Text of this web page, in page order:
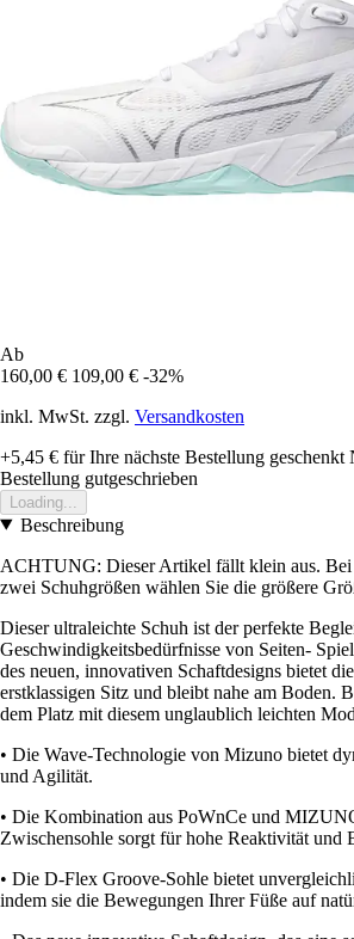
Ab
160,00 € 109,00 € -32%
inkl. MwSt. zzgl. Versandkosten
+5,45 € für Ihre nächste Bestellung geschenkt
Bestellung gutgeschrieben
Loading...
Beschreibung
ACHTUNG: Dieser Artikel fällt klein aus. Bei
zwei Schuhgrößen wählen Sie die größere
Dieser ultraleichte Schuh ist der perfekte
Geschwindigkeitsbedürfnisse von Seiten-
des neuen, innovativen Schaftdesigns bietet
erstklassigen Sitz und bleibt nahe am Boden.
dem Platz mit diesem unglaublich leichten
• Die Wave-Technologie von Mizuno bietet
und Agilität.
• Die Kombination aus PoWnCe und
Zwischensohle sorgt für hohe Reaktivität und
• Die D-Flex Groove-Sohle bietet
indem sie die Bewegungen Ihrer Füße auf